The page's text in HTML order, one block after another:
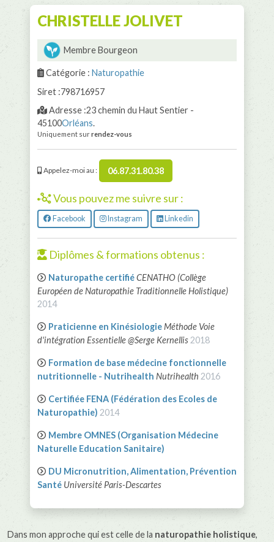
CHRISTELLE JOLIVET
Membre Bourgeon
Catégorie : Naturopathie
Siret :798716957
Adresse :23 chemin du Haut Sentier -
45100Orléans.
Uniquement surrendez-vous
Appelez-moi au : 06.87.31.80.38
Vous pouvez me suivre sur :
Facebook Instagram Linkedin
Diplômes & formations obtenus :
Naturopathe certifiéCENATHO (Collège
Européen de Naturopathie Traditionnelle Holistique)
2014
Praticienne en Kinésiologie Méthode Voie
d'intégration Essentielle @Serge Kernellis 2018
Formation de base médecine fonctionnelle
nutritionnelle - Nutrihealth Nutrihealth 2016
Certifiée FENA (Fédération des Ecoles de
Naturopathie) 2014
Membre OMNES (Organisation Médecine
Naturelle Education Sanitaire)
DU Micronutrition, Alimentation, Prévention
Santé Université Paris-Descartes
Dans mon approche qui est celle de la naturopathie holistique,